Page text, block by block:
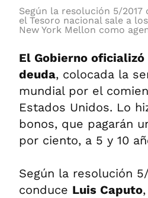
Según la resolución 5/
el Tesoro nacional sale a
New York Mellon como
El Gobierno
deuda, colocada la
mundial por el
Estados Unidos. Lo
bonos, que pagarán
por ciento, a 5 y 10
Según la resolución
conduce Luis Caputo